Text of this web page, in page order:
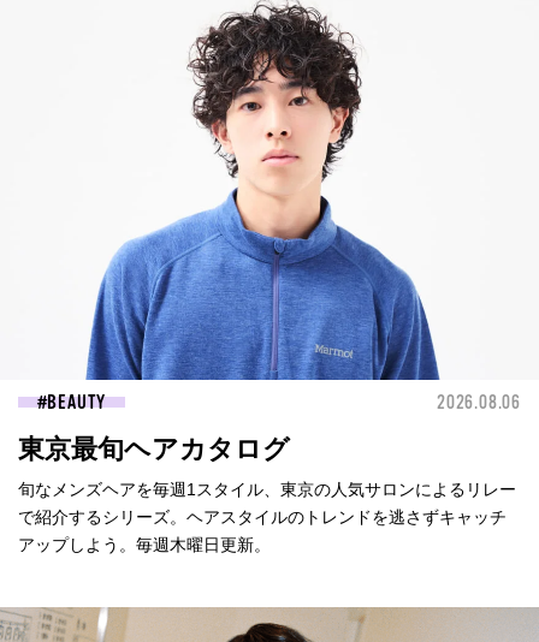
BEAUTY 2026.08.06
東京最旬ヘアカタログ
旬なメンズヘアを毎週1スタイル、東京の人気サロンによるリレー
で紹介するシリーズ。ヘアスタイルのトレンドを逃さずキャッチ
アップしよう。毎週木曜日更新。